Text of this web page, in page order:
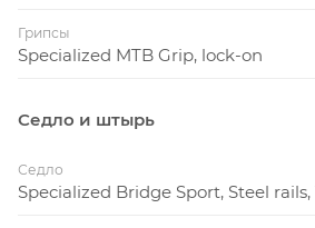
Грипсы
Specialized MTB Grip, lock-on
Седло и штырь
Седло
Specialized Bridge Sport, Steel rails,